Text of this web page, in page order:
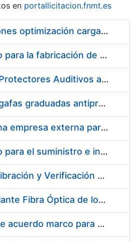
en portallicitacion.fnmt.es
Pliego condiciones optimización cargas compras firmado
Acuerdo marco para la fabricación de piezas
Suministro de Protectores Auditivos a medida para las personas trabajadoras de los Centros de Trabajo de Madrid y Burgos
Suministro de gafas graduadas antiproyecciones para los trabajadores de la FNMT-RCM en los centros de trabajo de Madrid y Burgos
Servicios de una empresa externa para el asesoramiento y resolución de los recursos de alzada que se presentan relacionados con procesos de selección para la FNMT-RCM
Acuerdo marco para el suministro e instalación de persianas, estores y otros complementos
Servicio de Calibración y Verificación Externa de los Equipos de Medición del Servicio de Prevención de la FNMT-RCM
Conexión mediante Fibra Óptica de los Centros de Proceso de Datos (CPDs) de las sedes de la FNMT-RCM de Burgos y Madrid
Contratación de acuerdo marco para el Suministro de Material de Electricidad para la Fábrica Nacional de Moneda y Timbre-Real Casa de la Moneda en su centro de trabajo de Burgos